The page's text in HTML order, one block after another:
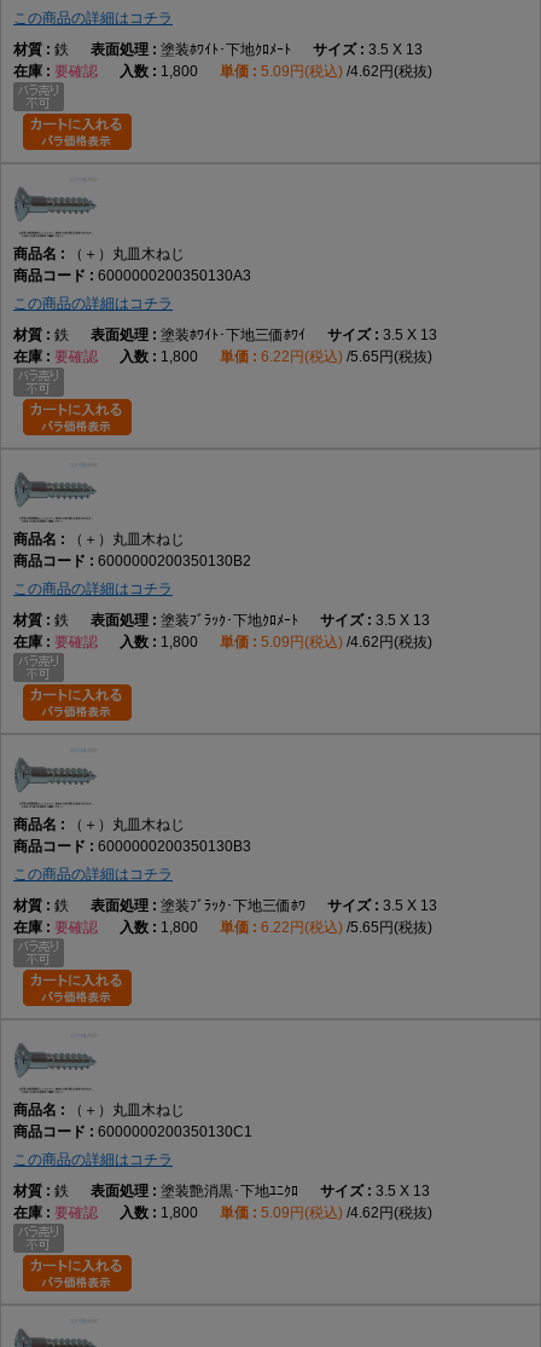
この商品の詳細はコチラ
鉄
塗装ﾎﾜｲﾄ･下地ｸﾛﾒｰﾄ
3.5 X 13
要確認
1,800 5.09円(税込) 4.62円(税抜)
（＋）丸皿木ねじ
6000000200350130A3
この商品の詳細はコチラ
鉄
塗装ﾎﾜｲﾄ･下地三価ﾎﾜｲ
3.5 X 13
要確認
1,800 6.22円(税込) 5.65円(税抜)
（＋）丸皿木ねじ
6000000200350130B2
この商品の詳細はコチラ
鉄
塗装ﾌﾞﾗｯｸ･下地ｸﾛﾒｰﾄ
3.5 X 13
要確認
1,800 5.09円(税込) 4.62円(税抜)
（＋）丸皿木ねじ
6000000200350130B3
この商品の詳細はコチラ
鉄
塗装ﾌﾞﾗｯｸ･下地三価ﾎﾜ
3.5 X 13
要確認
1,800 6.22円(税込) 5.65円(税抜)
（＋）丸皿木ねじ
6000000200350130C1
この商品の詳細はコチラ
鉄
塗装艶消黒･下地ﾕﾆｸﾛ
3.5 X 13
要確認
1,800 5.09円(税込) 4.62円(税抜)